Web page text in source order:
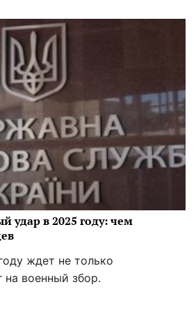
удар в 2025 году: чем
ждет не только
на военный збор.